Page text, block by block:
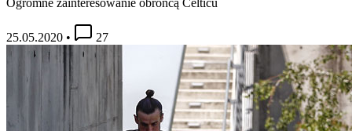
25.05.2020 • 27